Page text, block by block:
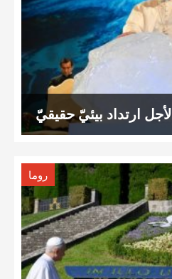
لأجل ارتداد بيئيّ حقيقيّ
روما